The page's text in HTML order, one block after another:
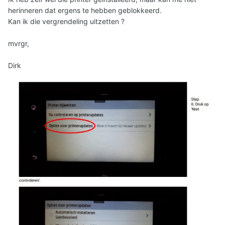
herinneren dat ergens te hebben geblokkeerd.
Kan ik die vergrendeling uitzetten ?
mvrgr,
Dirk